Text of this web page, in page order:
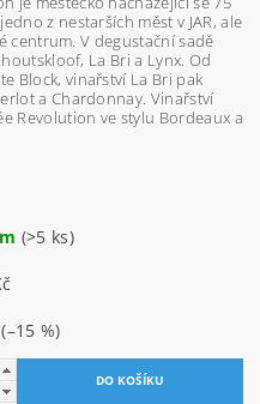
z nestarších měst v JAR, ale
centrum. V degustační sadě
La Bri a Lynx. Od
Block, vinařství La Bri pak
a Chardonnay. Vinařství
Revolution ve stylu Bordeaux a
(>5 ks)
(–15 %)